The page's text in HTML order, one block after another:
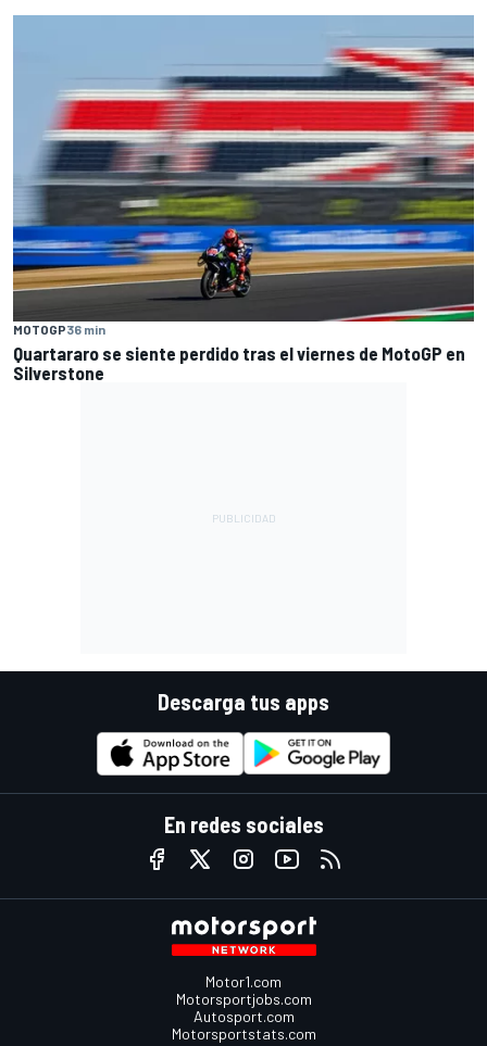
MOTOGP36 min
Quartararo se siente perdido tras el viernes de MotoGP en
Silverstone
Descarga tus apps
En redes sociales
Motor1.com
Motorsportjobs.com
Autosport.com
Motorsportstats.com